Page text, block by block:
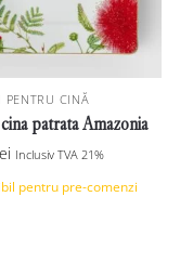
PENTRU CINĂ
patrata Amazonia
Inclusiv TVA 21%
pentru pre-comenzi